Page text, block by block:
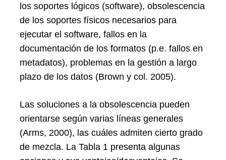
los soportes lógicos (software), obsolescencia
de los soportes físicos necesarios para
ejecutar el software, fallos en la
documentación de los formatos (p.e. fallos en
metadatos), problemas en la gestión a largo
plazo de los datos (Brown y col. 2005).
Las soluciones a la obsolescencia pueden
orientarse según varias líneas generales
(Arms, 2000), las cuáles admiten cierto grado
de mezcla. La Tabla 1 presenta algunas